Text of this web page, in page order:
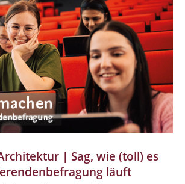
| Sag, wie (toll) es
läuft